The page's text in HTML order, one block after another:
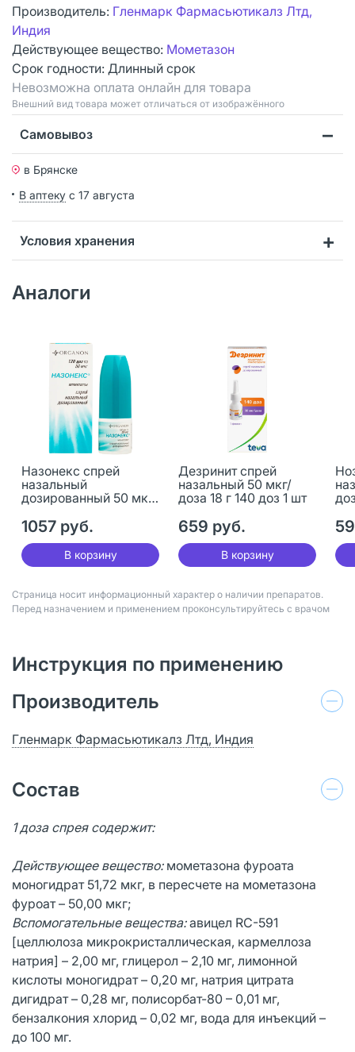
Производитель: Гленмарк Фармасьютикалз Лтд,
Индия
Действующее вещество: Мометазон
Срок годности: Длинный срок
Невозможна оплата онлайн для товара
Bнешний вид товара может отличаться от изображённого
Самовывоз
в Брянске
В аптеку с 17 августа
Условия хранения
Аналоги
Назонекс спрей
назальный
дозированный 50 мкг/
1057 руб.
В корзину
Дезринит спрей
назальный 50 мкг/
доза 18 г 140 доз 1 шт
659 руб.
В корзину
Страница носит информационный характер о наличии препаратов.
Перед назначением и применением проконсультируйтесь с врачом
Инструкция по применению
Производитель
Гленмарк Фармасьютикалз Лтд, Индия
Состав
1 доза спрея содержит:
Действующее вещество: мометазона фуроата
моногидрат 51,72 мкг, в пересчете на мометазона
фуроат – 50,00 мкг;
Вспомогательные вещества:авицел RC-591
[целлюлоза микрокристаллическая, кармеллоза
натрия] – 2,00 мг, глицерол – 2,10 мг, лимонной
кислоты моногидрат – 0,20 мг, натрия цитрата
дигидрат – 0,28 мг, полисорбат-80 – 0,01 мг,
бензалкония хлорид – 0,02 мг, вода для инъекций –
до 100 мг.